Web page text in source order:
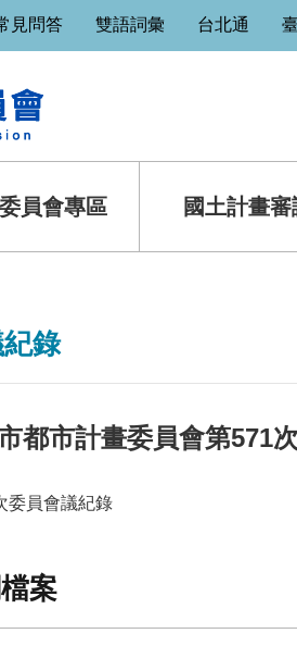
見問答 雙語詞彙 台北通
員會專區 國土計畫
錄
都市計畫委員會第571
委員會議紀錄
案